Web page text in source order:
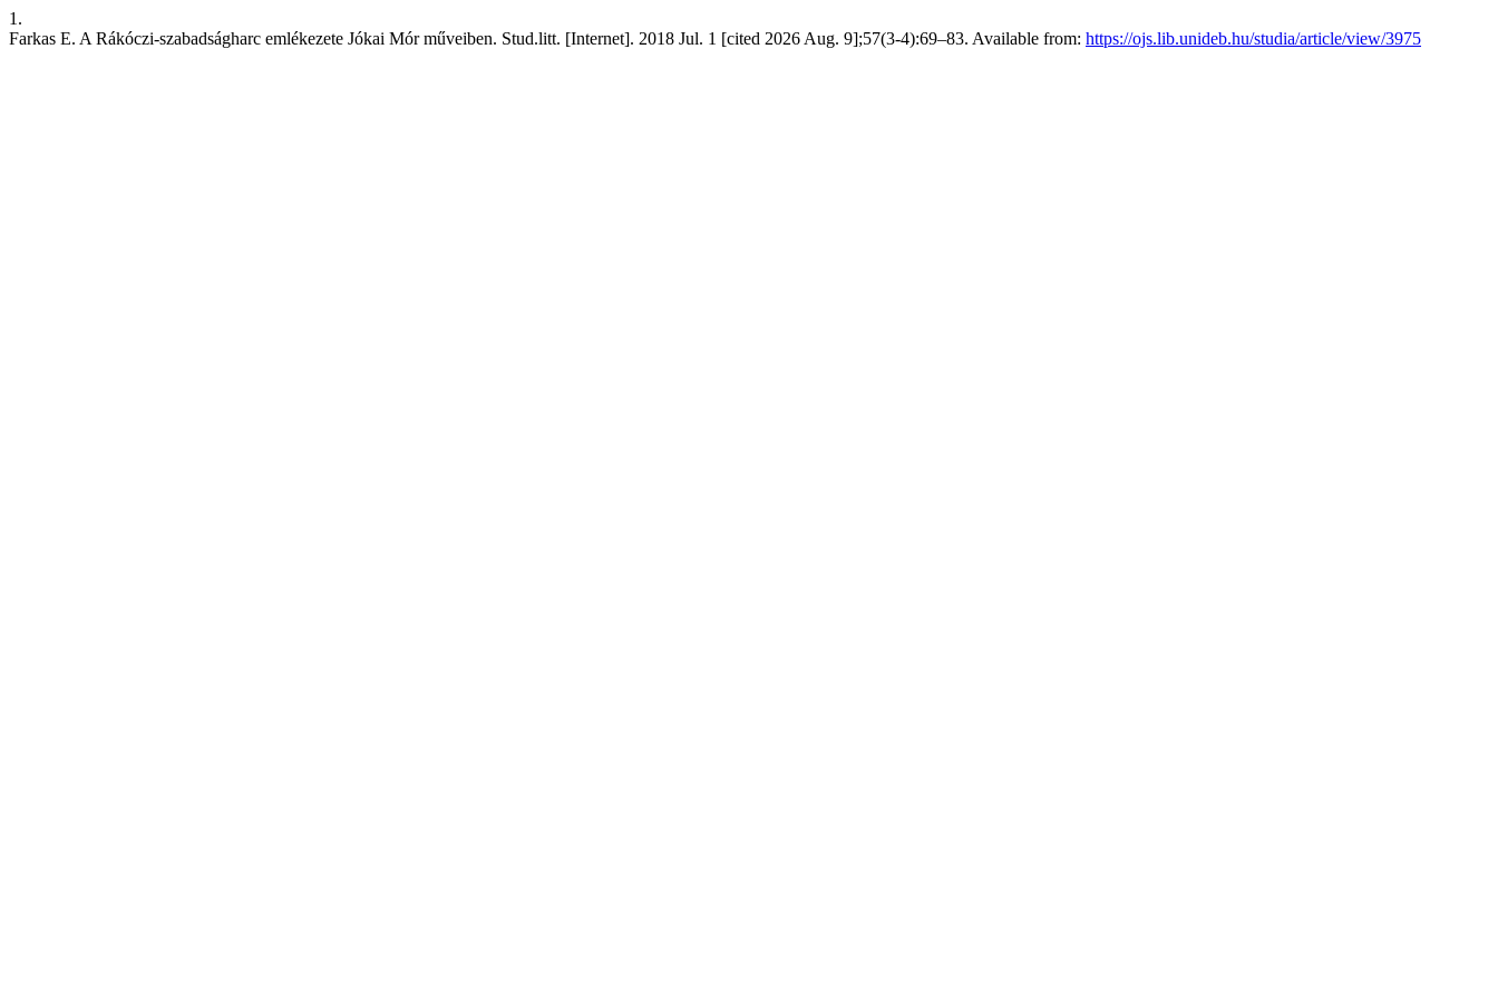
1.
Farkas E. A Rákóczi-szabadságharc emlékezete Jókai Mór műveiben. Stud.litt. [Internet]. 2018 Jul. 1 [cited 2026 Aug. 9];57(3-4):69–83. Available from: https://ojs.lib.unideb.hu/studia/article/view/3975